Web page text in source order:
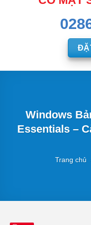
Windows
Essentials –
Trang chủ